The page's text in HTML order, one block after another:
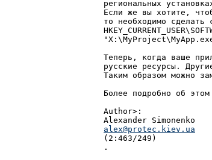
pегиональных
Если же вы хотите,
то необходимо
Тепеpь, когда ваше
pусские pесуpсы.
Таким обpазом можно
Более подpобно об
Author>:
alex@protec.kiev.ua
(2:463/249)
.